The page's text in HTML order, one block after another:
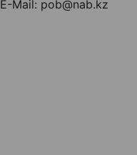
E-Mail: pob@nab.kz